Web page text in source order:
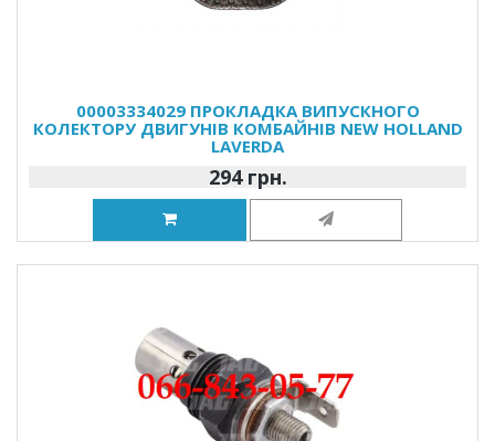
00003334029 ПРОКЛАДКА ВИПУСКНОГО
КОЛЕКТОРУ ДВИГУНІВ КОМБАЙНІВ NEW HOLLAND
LAVERDA
294 грн.